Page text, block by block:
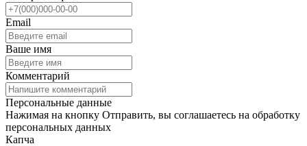
Email
Ваше имя
Комментарий
Персональные данные
Нажимая на кнопку Отправить, вы соглашаетесь на обработку
персональных данных
Капча